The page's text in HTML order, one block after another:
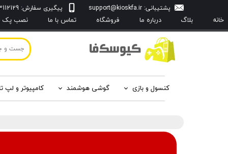
پشتیبانی:support@kioskfa.ir پیگیری سفارش: 09103112129
خانه بلاگ درباره‌ ما فروشگاه تماس با ما نصب پک
کنسول و بازی گوشی هوشمند کامپیوتر و لپ